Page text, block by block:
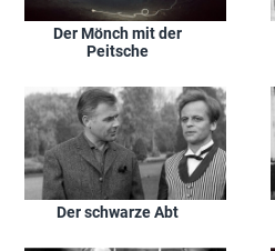
Der Mönch mit der
Peitsche
Der schwarze Abt